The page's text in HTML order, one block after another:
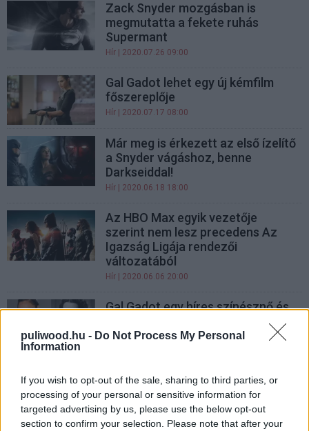
puliwood.hu - Do Not Process My Personal
Information
If you wish to opt-out of the sale, sharing to third parties, or
processing of your personal or sensitive information for
targeted advertising by us, please use the below opt-out
section to confirm your selection. Please note that after your
Zack Snyder mozgásban is
megmutatta a fekete ruhás
Supermant
Hír | 2020.07.26 09:00
Gal Gadot lehet egy új kémfilm
főszereplője
Hír | 2020.07.17 08:00
Már meg is érkezett az első ízelítő
a Snyder vágáshoz, benne
Darkseiddal!
Hír | 2020.06.18 18:00
Az HBO Max egyik vezetője
szerint nem lesz precedens Az
Igazság Ligája rendezői
változatából
Hír | 2020.06.06 20:00
Gal Gadot egy híres színésznő és
Hír| 2020.06.01 11:00
megszabadulni Az Igazság Ligája
mozis változatától
Hír| 2020.05.23 11:00